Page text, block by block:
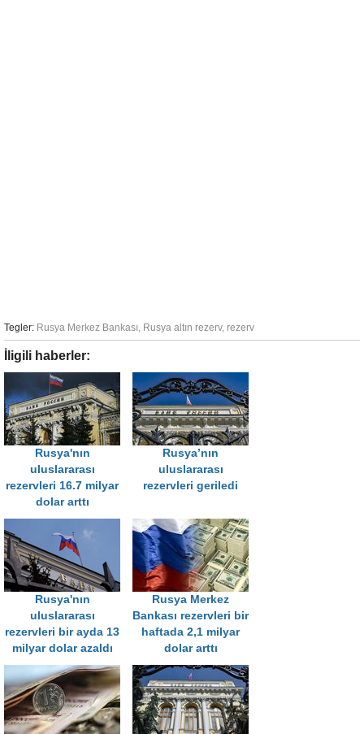
Tegler: Rusya Merkez Bankası, Rusya altın rezerv, rezerv
İligili haberler:
Rusya'nın
uluslararası
rezervleri 16.7 milyar
dolar arttı
Rusya’nın
uluslararası
rezervleri geriledi
Rusya'nın
uluslararası
rezervleri bir ayda 13
milyar dolar azaldı
Rusya Merkez
Bankası rezervleri bir
haftada 2,1 milyar
dolar arttı